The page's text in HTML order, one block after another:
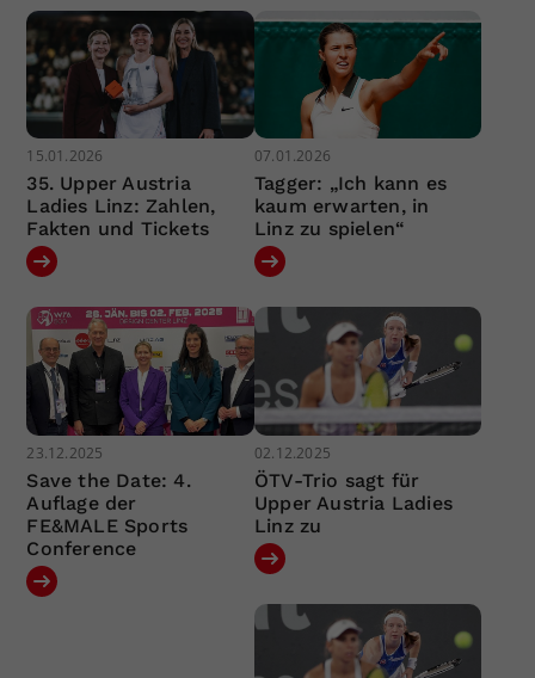
15.01.2026
35. Upper Austria
Ladies Linz: Zahlen,
Fakten und Tickets
07.01.2026
Tagger: „Ich kann es
kaum erwarten, in
Linz zu spielen“
23.12.2025
Save the Date: 4.
Auflage der
FE&MALE Sports
Conference
02.12.2025
ÖTV-Trio sagt für
Upper Austria Ladies
Linz zu